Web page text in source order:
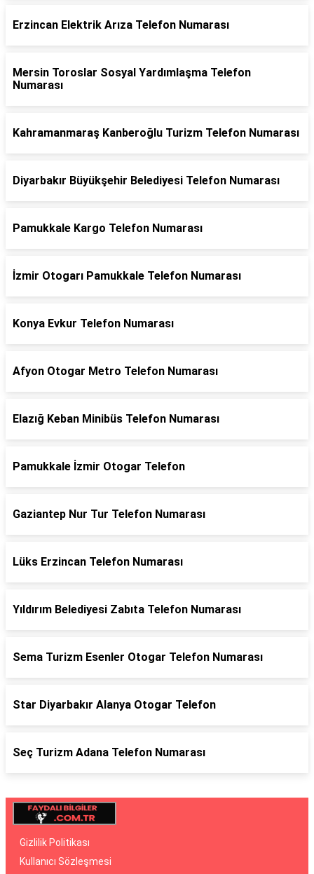
Erzincan Elektrik Arıza Telefon Numarası
Mersin Toroslar Sosyal Yardımlaşma Telefon
Numarası
Kahramanmaraş Kanberoğlu Turizm Telefon Numarası
Diyarbakır Büyükşehir Belediyesi Telefon Numarası
Pamukkale Kargo Telefon Numarası
İzmir Otogarı Pamukkale Telefon Numarası
Konya Evkur Telefon Numarası
Afyon Otogar Metro Telefon Numarası
Elazığ Keban Minibüs Telefon Numarası
Pamukkale İzmir Otogar Telefon
Gaziantep Nur Tur Telefon Numarası
Lüks Erzincan Telefon Numarası
Yıldırım Belediyesi Zabıta Telefon Numarası
Sema Turizm Esenler Otogar Telefon Numarası
Star Diyarbakır Alanya Otogar Telefon
Seç Turizm Adana Telefon Numarası
Gizlilik Politikası
Kullanıcı Sözleşmesi